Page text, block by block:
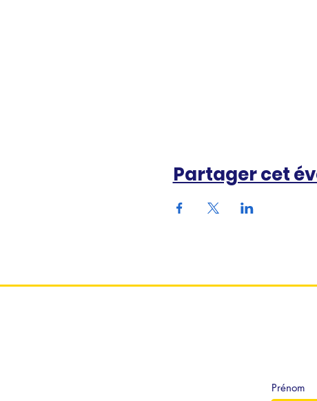
Partager cet
Prénom